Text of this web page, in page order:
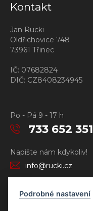
Kontakt
Jan Rucki
Oldřichovice 748
73961 Třinec
IČ: 07682824
DIČ: CZ8408234945
Po - Pá 9 - 17 h
733 652 351
Napište nám kdykoliv!
info@rucki.cz
Podrobné nastavení